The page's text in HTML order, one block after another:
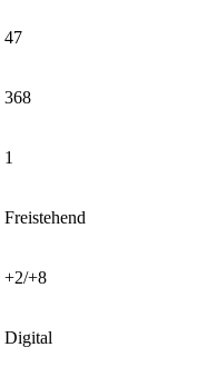
47
368
1
Freistehend
+2/+8
Digital